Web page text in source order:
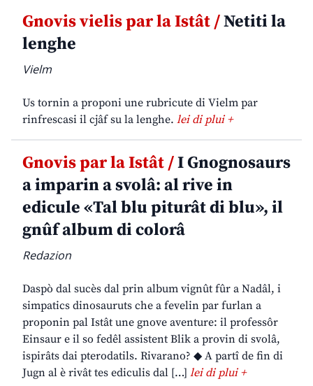
Gnovis vielis par la Istât /Netiti la
lenghe
Vielm
Us tornin a proponi une rubricute di Vielm par
rinfrescasi il cjâf su la lenghe. lei di plui +
Gnovis par la Istât /I Gnognosaurs
a imparin a svolâ: al rive in
edicule «Tal blu piturât di blu», il
gnûf album di colorâ
Redazion
Daspò dal sucès dal prin album vignût fûr a Nadâl, i
simpatics dinosauruts che a fevelin par furlan a
proponin pal Istât une gnove aventure: il professôr
Einsaur e il so fedêl assistent Blik a provin di svolâ,
ispirâts dai pterodatils. Rivarano? ◆ A partî de fin di
Jugn al è rivât tes ediculis dal […] lei di plui +